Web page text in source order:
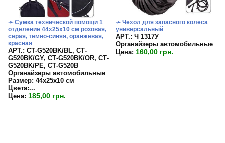
➛ Сумка технической помощи 1
отделение 44х25х10 см розовая,
серая, темно-синяя, оранжевая,
красная
APT.: СТ-G520BK/BL, СТ-
G520BK/GY, СТ-G520BK/OR, СТ-
G520BK/PE, СТ-G520B
Органайзеры автомобильные
Размер: 44х25х10 см
Цвета:...
Цена: 185,00 грн.
➛ Чехол для запасного колеса
универсальный
APT.: Ч 1317У
Органайзеры автомобильные
Цена: 160,00 грн.